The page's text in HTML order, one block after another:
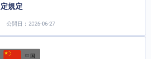
定規定
公開日：2026-06-27
中国